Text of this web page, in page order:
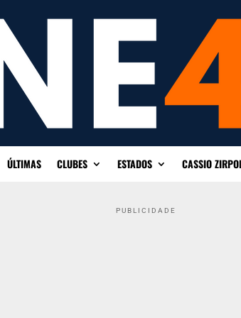
ÚLTIMAS CLUBES ESTADOS CASSIO
PUBLICIDADE